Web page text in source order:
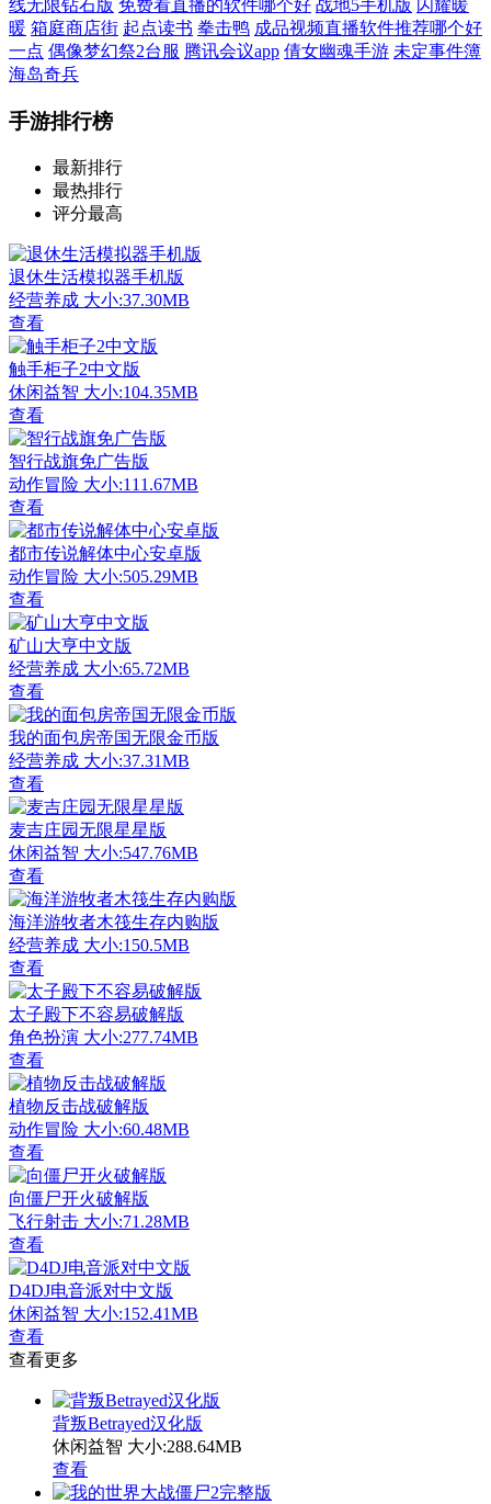
线无限钻石版 免费看直播的软件哪个好 战地5手机版 闪耀暖
暖 箱庭商店街 起点读书 拳击鸭 成品视频直播软件推荐哪个好
一点 偶像梦幻祭2台服 腾讯会议app 倩女幽魂手游 未定事件簿
海岛奇兵
手游排行榜
最新排行
最热排行
评分最高
退休生活模拟器手机版
经营养成 大小:37.30MB
查看
触手柜子2中文版
休闲益智 大小:104.35MB
查看
智行战旗免广告版
动作冒险 大小:111.67MB
查看
都市传说解体中心安卓版
动作冒险 大小:505.29MB
查看
矿山大亨中文版
经营养成 大小:65.72MB
查看
我的面包房帝国无限金币版
经营养成 大小:37.31MB
查看
麦吉庄园无限星星版
休闲益智 大小:547.76MB
查看
海洋游牧者木筏生存内购版
经营养成 大小:150.5MB
查看
太子殿下不容易破解版
角色扮演 大小:277.74MB
查看
植物反击战破解版
动作冒险 大小:60.48MB
查看
向僵尸开火破解版
飞行射击 大小:71.28MB
查看
D4DJ电音派对中文版
休闲益智 大小:152.41MB
查看
查看更多
背叛Betrayed汉化版
休闲益智 大小:288.64MB
查看